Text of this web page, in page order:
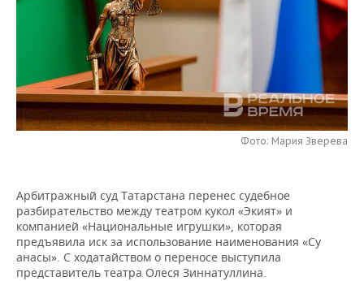
ЭНЕРГЕТИКА
ТЕЛЕКОММУНИКАЦИИ
НОВОСТИ МЕРОПРИЯТИЙ
ВЫЕЗДНАЯ РЕДАКЦИЯ
БИЗНЕС-БРАНЧИ
ONLINE-КОНФЕРЕНЦИИ
НОВОСТИ СПОРТА
ФУТБОЛ
ХОККЕЙ
ВОЛЕЙБОЛ
КИБЕРСПОРТ
ФИГУРНОЕ КАТАНИЕ
ОБЩЕСТВО
НОВОСТИ ОБЩЕСТВА
ВЛАСТЬ
ИСТОРИЯ
КУЛЬТУРА
МЕДИЦИНА
ФОТОГАЛЕРЕЯ
СЮЖЕТЫ
СПИСОК ПЕРСОН
СПИСОК КОМПАНИЙ
ПОЛНАЯ ВЕРСИЯ
Фото: Мария Зверева
Арбитражный суд Татарстана перенес судебное
разбирательство между театром кукол «Экият» и
компанией «Национальные игрушки», которая
предъявила иск за использование наименования «Су
анасы». С ходатайством о переносе выступила
представитель театра Олеся Зиннатуллина.